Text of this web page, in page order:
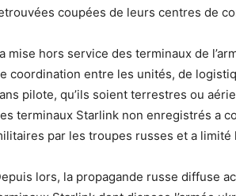
coupées de leurs centres de
mise hors service des terminaux de
coordination entre les unités, de
pilote, qu’ils soient terrestres ou
terminaux Starlink non enregistrés a
par les troupes russes et a
lors, la propagande russe diffuse